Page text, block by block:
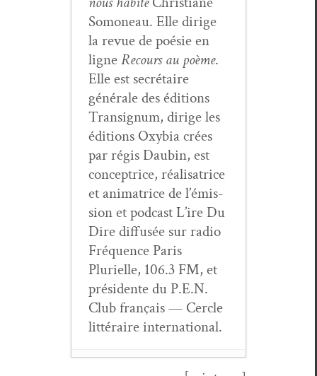
Somoneau. Elle dirige
la revue de poésie en
ligneRecours au poème.
Elle est secré­taire
générale des édi­tions
Tran­signum, dirige les
édi­tions Oxy­bia crées
par régis Daubin, est
con­cep­trice, réal­isatrice
et ani­ma­trice de l’émis­
sion et pod­cast L’ire Du
Dire dif­fusée sur radio
Fréquence Paris
Plurielle, 106.3 FM, et
prési­dente du P.E.N.
Club français — Cer­cle
lit­téraire international.